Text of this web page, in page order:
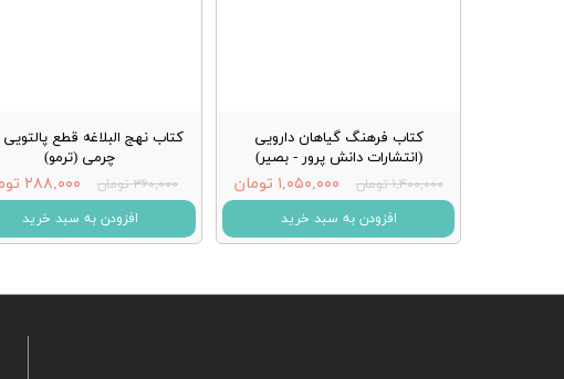
کتاب فرهنگ گیاهان دارویی
(انتشارات دانش پرور - بصیر)
۱,۴۰۰,۰۰۰ تومان ۱,۰۵۰,۰۰۰ تومان
افزودن به سبد خرید
کتاب نهج البلاغه قطع
چرمی (ترمو)
۳۶۰,۰۰۰ تومان ۲۸۸,۰۰۰ تومان
افزودن به سبد خرید